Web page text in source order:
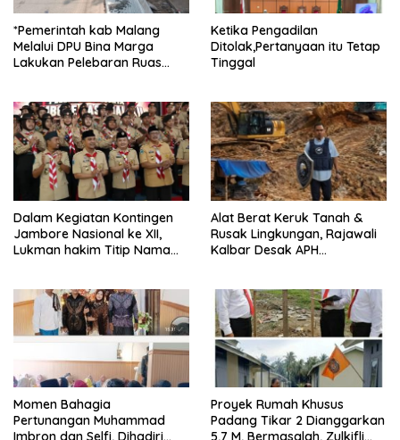
*Pemerintah kab Malang
Melalui DPU Bina Marga
Lakukan Pelebaran Ruas
Ketika Pengadilan
Ditolak,Pertanyaan itu Tetap
Tinggal
Dalam Kegiatan Kontingen
Jambore Nasional ke XII,
Lukman hakim Titip Nama
Alat Berat Keruk Tanah &
Rusak Lingkungan, Rajawali
Kalbar Desak APH
Momen Bahagia
Pertunangan Muhammad
Proyek Rumah Khusus
Padang Tikar 2 Dianggarkan